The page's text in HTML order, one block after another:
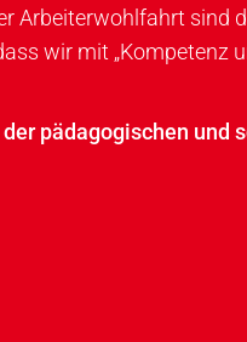
Arbeiter­wohlfahrt sind
wir mit „Kom­pe­tenz
päda­gogischen und